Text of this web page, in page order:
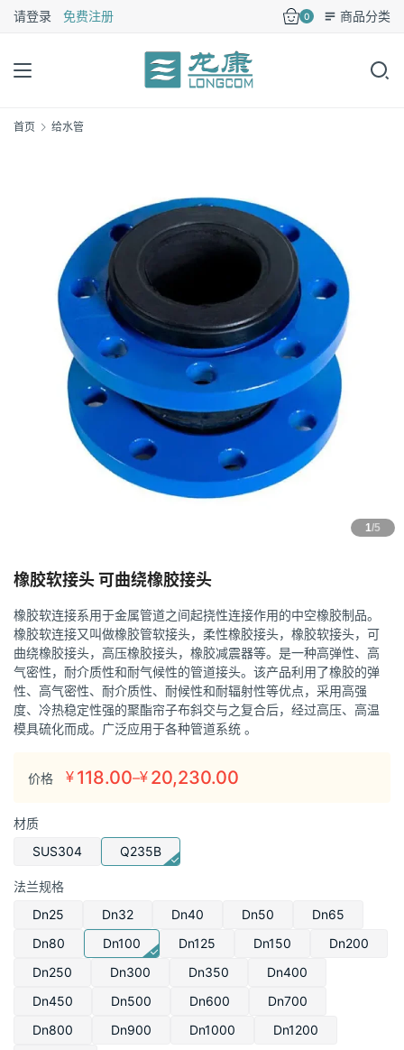
请登录 免费注册 0 商品分类
首页 给水管
1/5
橡胶软接头 可曲绕橡胶接头
橡胶软连接系用于金属管道之间起挠性连接作用的中空橡胶制品。
橡胶软连接又叫做橡胶管软接头，柔性橡胶接头，橡胶软接头，可
曲绕橡胶接头，高压橡胶接头，橡胶减震器等。是一种高弹性、高
气密性，耐介质性和耐气候性的管道接头。该产品利用了橡胶的弹
性、高气密性、耐介质性、耐候性和耐辐射性等优点，采用高强
度、冷热稳定性强的聚酯帘子布斜交与之复合后，经过高压、高温
模具硫化而成。广泛应用于各种管道系统 。
价格 ¥ 118.00–¥ 20,230.00
价
范
围：
至
¥20,230.00
材质
SUS304
Q235B
法兰规格
Dn25
Dn32 Dn40 Dn50
Dn65
Dn80
Dn100 Dn125 Dn150
Dn200
Dn250
Dn300 Dn350
Dn400
Dn450
Dn500 Dn600
Dn700
Dn800
Dn900 Dn1000
Dn1200